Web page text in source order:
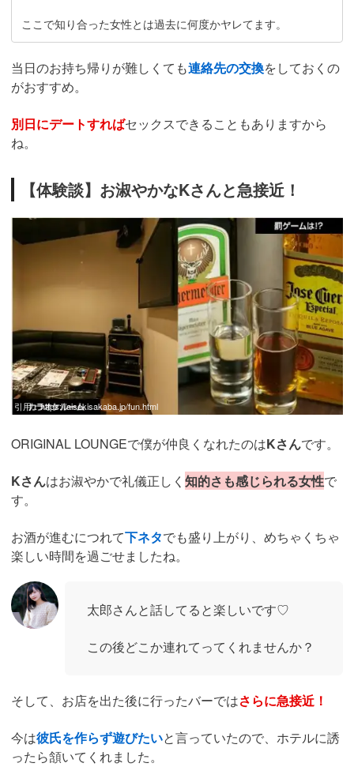
ここで知り合った女性とは過去に何度かヤレてます。
当日のお持ち帰りが難しくても連絡先の交換をしておくの
がおすすめ。
別日にデートすればセックスできることもありますから
ね。
【体験談】お淑やかなKさんと急接近！
引用：https://aisekisakaba.jp/fun.html
ORIGINAL LOUNGEで僕が仲良くなれたのはKさんです。
Kさんはお淑やかで礼儀正しく 知的さも感じられる女性で
す。
お酒が進むにつれて下ネタでも盛り上がり、めちゃくちゃ
楽しい時間を過ごせましたね。
太郎さんと話してると楽しいです♡
この後どこか連れてってくれませんか？
そして、お店を出た後に行ったバーではさらに急接近！
今は彼氏を作らず遊びたいと言っていたので、ホテルに誘
ったら頷いてくれました。